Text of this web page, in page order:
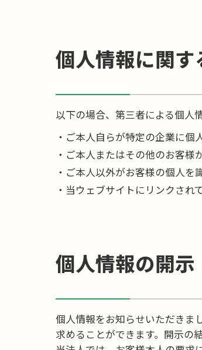
個人情報に関
以下の場合、第三者による個人
ご本人自らが特定の企業に個
ご本人またはその他のお客様
ご本人以外がお客様の個人を
当ウェブサイトにリンクされ
個人情報の開
個人情報をお知らせいただきま
求めることができます。開示の